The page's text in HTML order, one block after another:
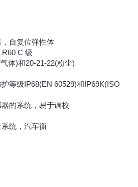
自复位弹性体
C 级
体)和20-21-22(粉尘)
等级IP68(EN 60529)和IP69K(ISO
的系统，易于调校
统，汽车衡